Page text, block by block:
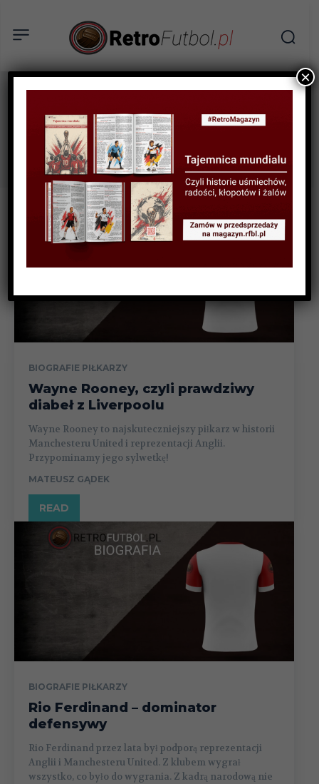
Tag: Rio Ferdinand
BIOGRAFIE PIŁKARZY
Wayne Rooney, czyli prawdziwy
diabeł z Liverpoolu
Wayne Rooney to najskuteczniejszy piłkarz w historii
Manchesteru United i reprezentacji Anglii.
Przypominamy jego sylwetkę!
MATEUSZ GĄDEK
READ
BIOGRAFIE PIŁKARZY
Rio Ferdinand – dominator
defensywy
Rio Ferdinand przez lata był podporą reprezentacji
Anglii i Manchesteru United. Z klubem wygrał
wszystko, co było do wygrania. Z kadrą narodową nie
×